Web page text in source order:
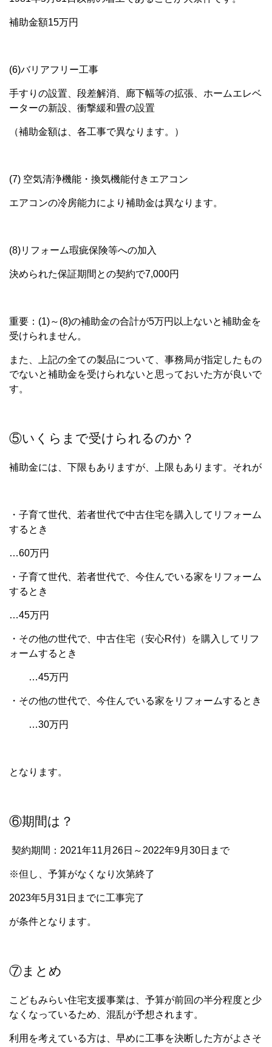
補助金額15万円
(6)バリアフリー工事
手すりの設置、段差解消、廊下幅等の拡張、ホームエレベ
ーターの新設、衝撃緩和畳の設置
（補助金額は、各工事で異なります。）
(7) 空気清浄機能・換気機能付きエアコン
エアコンの冷房能力により補助金は異なります。
(8)リフォーム瑕疵保険等への加入
決められた保証期間との契約で7,000円
重要：(1)～(8)の補助金の合計が5万円以上ないと補助金を
受けられません。
また、上記の全ての製品について、事務局が指定したもの
でないと補助金を受けられないと思っておいた方が良いで
す。
⑤いくらまで受けられるのか？
補助金には、下限もありますが、上限もあります。それが
・子育て世代、若者世代で中古住宅を購入してリフォーム
するとき
…60万円
・子育て世代、若者世代で、今住んでいる家をリフォーム
するとき
…45万円
・その他の世代で、中古住宅（安心R付）を購入してリフ
ォームするとき
…45万円
・その他の世代で、今住んでいる家をリフォームするとき
…30万円
となります。
⑥期間は？
契約期間：2021年11月26日～2022年9月30日まで
※但し、予算がなくなり次第終了
2023年5月31日までに工事完了
が条件となります。
⑦まとめ
こどもみらい住宅支援事業は、予算が前回の半分程度と少
なくなっているため、混乱が予想されます。
利用を考えている方は、早めに工事を決断した方がよさそ